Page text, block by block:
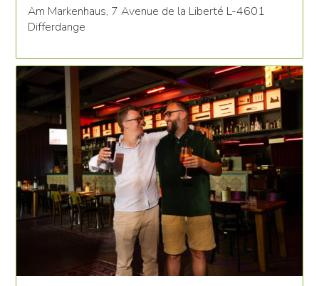
Am Markenhaus, 7 Avenue de la Liberté L-4601
Differdange